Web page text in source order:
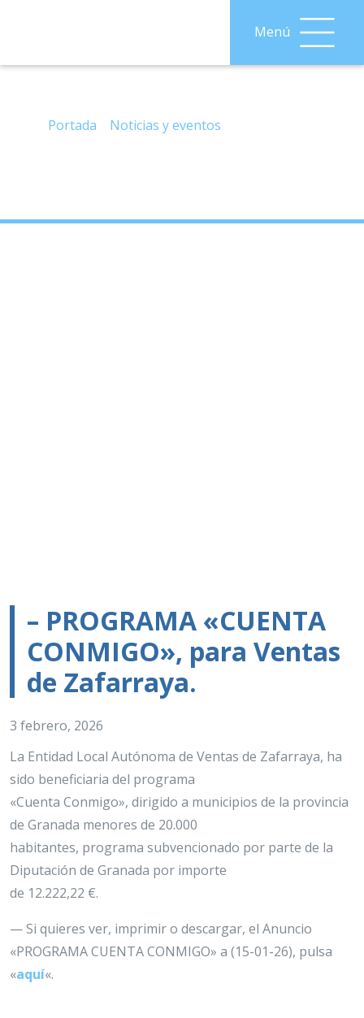
Menú
Portada Noticias y eventos
– PROGRAMA «CUENTA
CONMIGO», para Ventas
de Zafarraya.
3 febrero, 2026
La Entidad Local Autónoma de Ventas de Zafarraya, ha
sido beneficiaria del programa
«Cuenta Conmigo», dirigido a municipios de la provincia
de Granada menores de 20.000
habitantes, programa subvencionado por parte de la
Diputación de Granada por importe
de 12.222,22 €.
— Si quieres ver, imprimir o descargar, el Anuncio
«PROGRAMA CUENTA CONMIGO» a (15-01-26), pulsa
«aquí«.